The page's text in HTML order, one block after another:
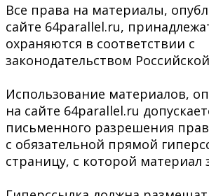
Все права на материалы,
сайте 64parallel.ru,
охраняются в соответствии с
законодательством
Использование материалов,
на сайте 64parallel.ru
письменного разрешения
с обязательной прямой
страницу, с которой материал